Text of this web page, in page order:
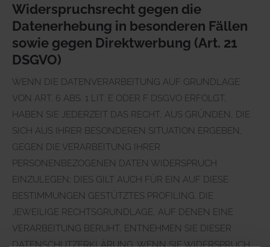
Widerspruchsrecht gegen die
Datenerhebung in besonderen Fällen
sowie gegen Direktwerbung (Art. 21
DSGVO)
WENN DIE DATENVERARBEITUNG AUF GRUNDLAGE
VON ART. 6 ABS. 1 LIT. E ODER F DSGVO ERFOLGT,
HABEN SIE JEDERZEIT DAS RECHT, AUS GRÜNDEN, DIE
SICH AUS IHRER BESONDEREN SITUATION ERGEBEN,
GEGEN DIE VERARBEITUNG IHRER
PERSONENBEZOGENEN DATEN WIDERSPRUCH
EINZULEGEN; DIES GILT AUCH FÜR EIN AUF DIESE
BESTIMMUNGEN GESTÜTZTES PROFILING. DIE
JEWEILIGE RECHTSGRUNDLAGE, AUF DENEN EINE
VERARBEITUNG BERUHT, ENTNEHMEN SIE DIESER
DATENSCHUTZERKLÄRUNG. WENN SIE WIDERSPRUCH